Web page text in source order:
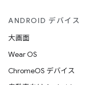
ANDROID デバイス
大画面
Wear OS
ChromeOS デバイス